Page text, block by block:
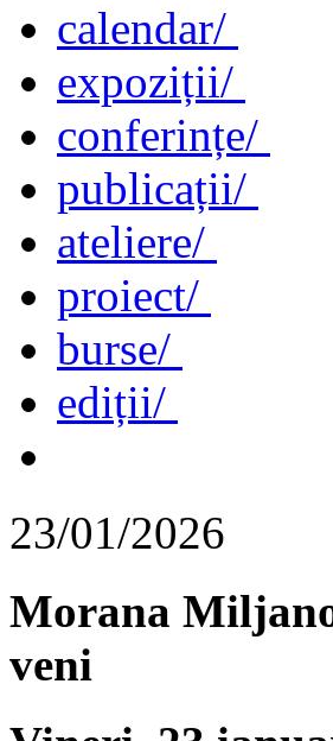
calendar/
expoziții/
conferințe/
publicații/
ateliere/
proiect/
burse/
ediții/
23/01/2026
Morana
veni